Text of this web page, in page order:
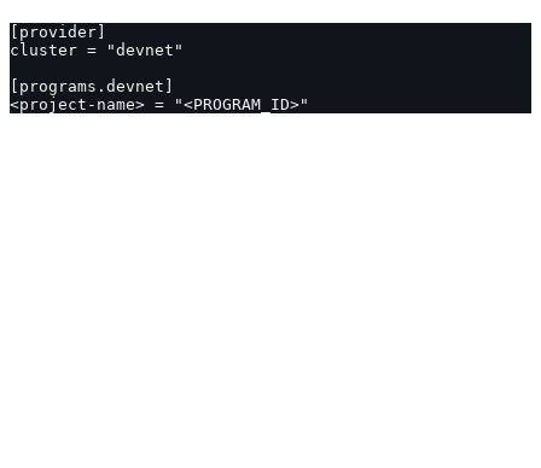
[provider]
cluster = "devnet"
[programs.devnet]
<project-name> = "<PROGRAM_ID>"